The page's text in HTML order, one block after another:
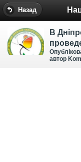
Назад
В
для
автор